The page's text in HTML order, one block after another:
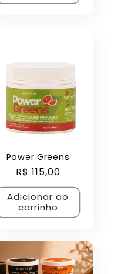
Power Greens
Preço
normal
R$ 115,00
Adicionar ao
carrinho